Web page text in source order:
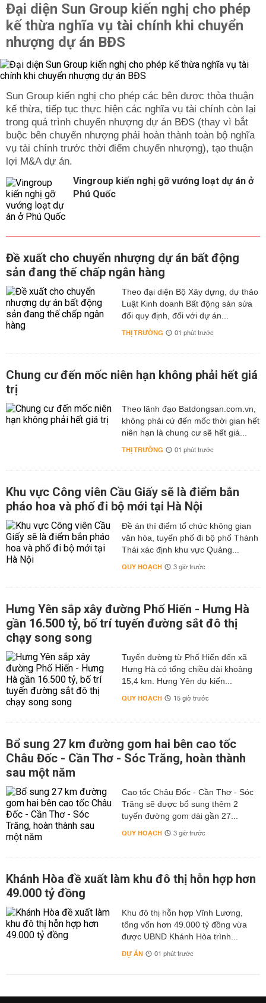
Đại diện Sun Group kiến nghị cho phép
kế thừa nghĩa vụ tài chính khi chuyển
nhượng dự án BĐS
Sun Group kiến nghị cho phép các bên được thỏa thuận
kế thừa, tiếp tục thực hiện các nghĩa vụ tài chính còn lại
trong quá trình chuyển nhượng dự án BĐS (thay vì bắt
buộc bên chuyển nhượng phải hoàn thành toàn bộ nghĩa
vụ tài chính trước thời điểm chuyển nhượng), tạo thuận
lợi M&A dự án.
Vingroup kiến nghị gỡ vướng loạt dự án ở
Phú Quốc
Đề xuất cho chuyển nhượng dự án bất động
sản đang thế chấp ngân hàng
Theo đại diện Bộ Xây dựng, dự thảo
Luật Kinh doanh Bất động sản sửa
đổi quy định, đối với dự án...
THỊ TRƯỜNG 01 phút trước
Chung cư đến mốc niên hạn không phải hết giá
trị
Theo lãnh đạo Batdongsan.com.vn,
không phải cứ đến mốc thời gian hết
niên hạn là chung cư sẽ hết giá...
THỊ TRƯỜNG 01 phút trước
Khu vực Công viên Cầu Giấy sẽ là điểm bắn
pháo hoa và phố đi bộ mới tại Hà Nội
Đề án thí điểm tổ chức không gian
văn hóa, tuyến phố đi bộ phố Thành
Thái xác định khu vực Quảng...
QUY HOẠCH 3 giờ trước
Hưng Yên sắp xây đường Phố Hiến - Hưng Hà
gần 16.500 tỷ, bố trí tuyến đường sắt đô thị
chạy song song
Tuyến đường từ Phố Hiến đến xã
Hưng Hà có tổng chiều dài khoảng
15,4 km. Hưng Yên dự kiến...
QUY HOẠCH 15 giờ trước
Bổ sung 27 km đường gom hai bên cao tốc
Châu Đốc - Cần Thơ - Sóc Trăng, hoàn thành
sau một năm
Cao tốc Châu Đốc - Cần Thơ - Sóc
Trăng sẽ được bổ sung thêm 2
tuyến đường gom dài gần 27...
QUY HOẠCH 3 giờ trước
Khánh Hòa đề xuất làm khu đô thị hỗn hợp hơn
49.000 tỷ đồng
Khu đô thị hỗn hợp Vĩnh Lương,
tổng vốn hơn 49.000 tỷ đồng vừa
được UBND Khánh Hòa trình...
DỰ ÁN 01 phút trước